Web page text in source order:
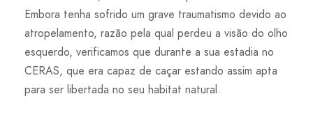
Embora tenha sofrido um grave traumatismo devido ao
atropelamento, razão pela qual perdeu a visão do olho
esquerdo, verificamos que durante a sua estadia no
CERAS, que era capaz de caçar estando assim apta
para ser libertada no seu habitat natural.